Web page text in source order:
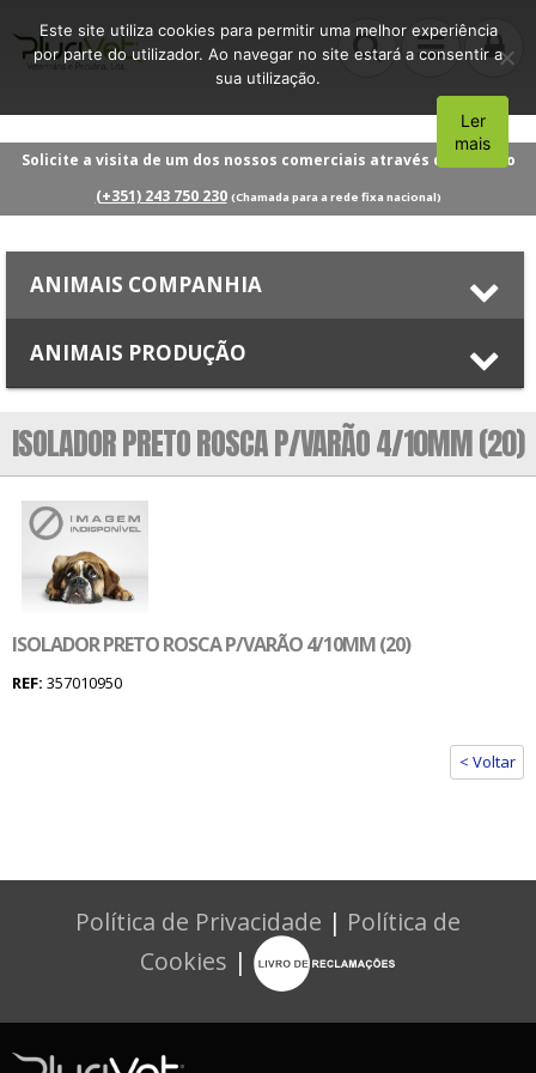
Solicite a visita de um dos nossos comerciais através do número
(+351) 243 750 230 (Chamada para a rede fixa nacional)
ANIMAIS COMPANHIA
ANIMAIS PRODUÇÃO
ISOLADOR PRETO ROSCA P/VARÃO 4/10MM (20)
ISOLADOR PRETO ROSCA P/VARÃO 4/10MM (20)
REF: 357010950
< Voltar
Política de Privacidade | Política de
Cookies |
Este site utiliza cookies para permitir uma melhor experiência
por parte do utilizador. Ao navegar no site estará a consentir a
sua utilização.
Aceito
Ler
mais